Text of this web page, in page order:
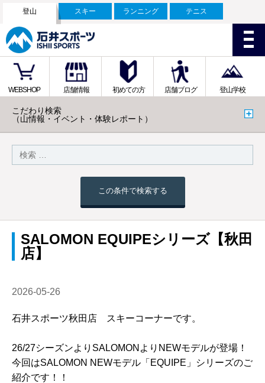
登山 スキー ランニング テニス
WEBSHOP 店舗情報 初めての方 店舗ブログ 登山学校
こだわり検索
（山情報・イベント・体験レポート）
この条件で検索する
SALOMON EQUIPEシリーズ【秋田
店】
2026-05-26
石井スポーツ秋田店 スキーコーナーです。
26/27シーズンよりSALOMONよりNEWモデルが登場！
今回はSALOMON NEWモデル「EQUIPE」シリーズのご
紹介です！！